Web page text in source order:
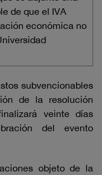
de que el IVA
económica no
subvencionables
de la resolución
veinte días
del evento
objeto de la